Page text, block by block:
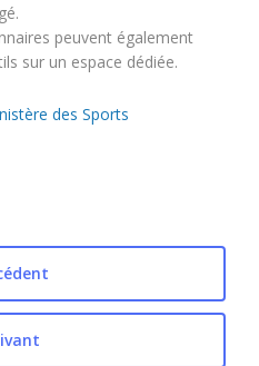
peuvent également
sur un espace dédiée.
des Sports